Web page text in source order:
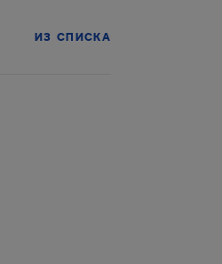
ИЗ СПИСКА